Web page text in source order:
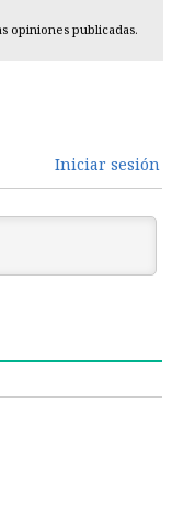
opiniones publicadas.
Iniciar sesión